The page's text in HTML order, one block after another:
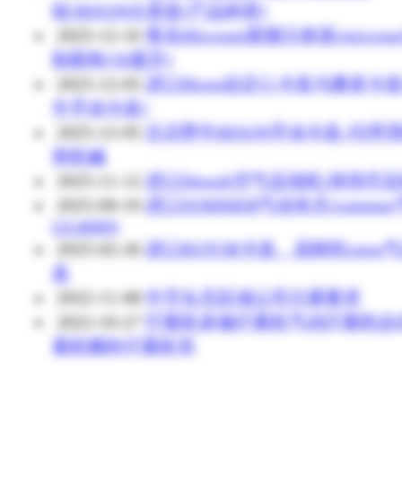
钳/BISON分度盘(产品种类)
青岛Microset胶膜注射器/
制胶枪(50毫升)
进口Bison自定心卡盘与磨床卡
牛手动卡盘)
北京野牛BISON手动卡盘-代理
密机械
进口Dewalt空气压缩机/得伟空
进口SOMMER气动夹爪(sommer
GG4000)
进口ROTOR卡盘、高刚性rotor
盘
2022-11-08
中字头无区域公司注册要求
拧紧机多轴拧紧机气动拧紧机自
紧机螺栓拧紧机等